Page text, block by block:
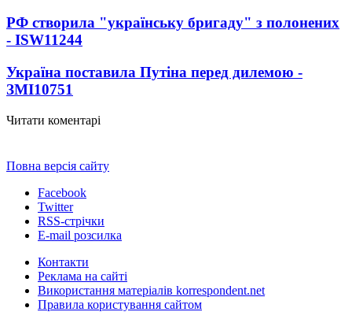
РФ створила "українську бригаду" з полонених
- ISW11244
Україна поставила Путіна перед дилемою -
ЗМІ10751
Читати коментарі
Повна версія сайту
Facebook
Twitter
RSS-стрічки
E-mail розсилка
Контакти
Реклама на сайті
Використання матеріалів korrespondent.net
Правила користування сайтом